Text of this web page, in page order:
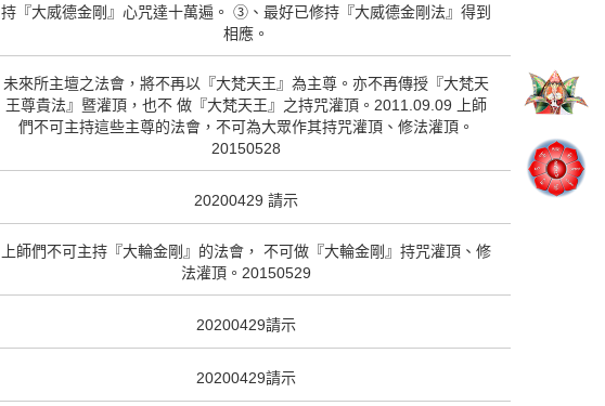
持『大威德金剛』心咒達十萬遍。 ③、最好已修持『大威德金剛法』得到
相應。
未來所主壇之法會，將不再以『大梵天王』為主尊。亦不再傳授『大梵天
王尊貴法』暨灌頂，也不 做『大梵天王』之持咒灌頂。2011.09.09 上師
們不可主持這些主尊的法會，不可為大眾作其持咒灌頂、修法灌頂。
20150528
20200429 請示
上師們不可主持『大輪金剛』的法會， 不可做『大輪金剛』持咒灌頂、修
法灌頂。20150529
20200429請示
20200429請示